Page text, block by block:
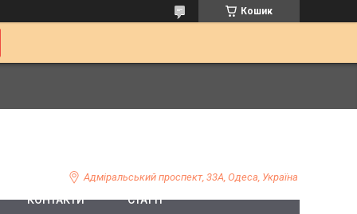
Кошик
Адміральський проспект, 33А, Одеса, Україна
КОНТАКТИ СТАТТІ